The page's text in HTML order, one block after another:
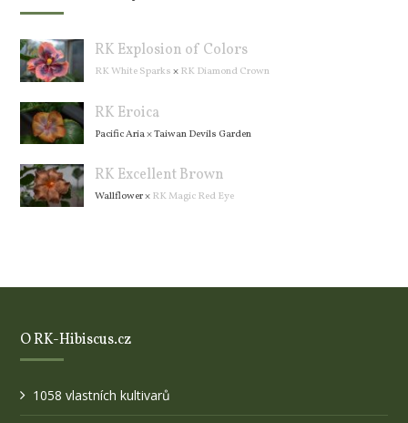
RK Explosion of Colors
RK White Sparks × RK Diamond Crown
RK Eroica
Pacific Aria×Taiwan Devils Garden
RK Excellent Brown
Wallflower× RK Magic Red Eye
O RK-Hibiscus.cz
1058 vlastních kultivarů